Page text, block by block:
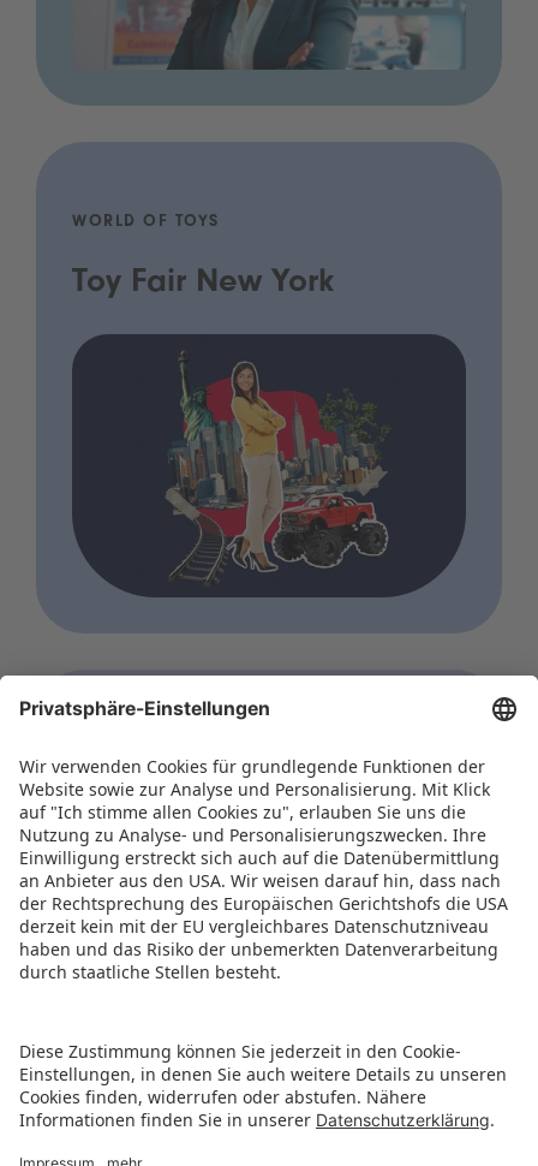
WORLD OF TOYS
Toy Fair New York
Tokyo Toy Show